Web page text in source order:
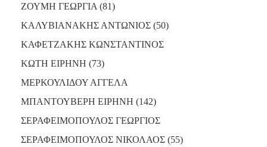
ΠΟΛΙΤΙΣΜΟΣ
ΑΝΘΕΚΤΙΚΗ
ΠΟΛΗ
ΖΟΥΜΗ ΓΕΩΡΓΙΑ (81)
ΚΑΛΥΒΙΑΝΑΚΗΣ ΑΝΤΩΝΙΟΣ (50)
ΚΑΦΕΤΖΑΚΗΣ ΚΩΝΣΤΑΝΤΙΝΟΣ
ΚΩΤΗ ΕΙΡΗΝΗ (73)
ΜΕΡΚΟΥΛΙΔΟΥ ΑΓΓΕΛΑ
ΜΠΑΝΤΟΥΒΕΡΗ ΕΙΡΗΝΗ (142)
ΣΕΡΑΦΕΙΜΟΠΟΥΛΟΣ ΓΕΩΡΓΙΟΣ
ΣΕΡΑΦΕΙΜΟΠΟΥΛΟΣ ΝΙΚΟΛΑΟΣ (55)